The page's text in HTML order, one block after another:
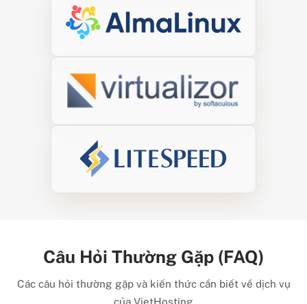
Câu Hỏi Thường Gặp (FAQ)
Các câu hỏi thường gặp và kiến thức cần biết về dịch vụ
của VietHosting